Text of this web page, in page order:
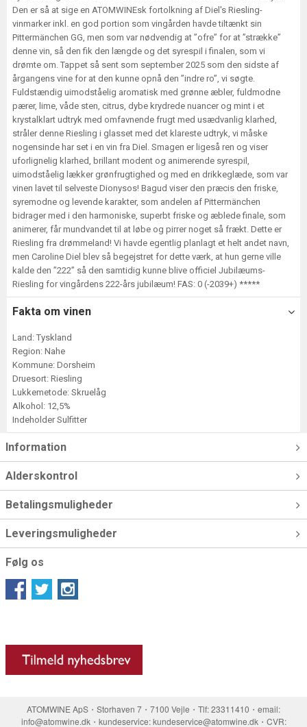
Den er så at sige en ATOMWINEsk fortolkning af Diel's Riesling-
vinmarker inkl. en god portion som vingården havde tiltænkt sin
Pittermänchen GG, men som var nødvendig at ”ofre” for at ”strække”
denne vin, så den fik den længde og det syrespil i finalen, som vi
drømte om. Tappet så sent som september 2025 som den sidste af
årgangens vine for at den kunne opnå den ”indre ro”, vi søgte.
Fuldstændig uimodståelig aromatisk med grønne æbler, fuldmodne
pærer, lime, våde sten, citrus, dybe krydrede nuancer og mint i et
krystalklart udtryk med omfavnende frugt med usædvanlig klarhed,
stråler denne Riesling i glasset med det klareste udtryk, vi måske
nogensinde har set i en vin fra Diel. Smagen er ligeså ren og viser
uforlignelig klarhed, brillant modent og animerende syrespil,
uimodståelig lækker grønfrugtighed og med en drikkeglæde, som var
vinen lavet til selveste Dionysos! Bagud viser den præcis den friske,
syremodne og levende karakter, som andelen af Pittermänchen
bidrager med i den harmoniske, superbt friske og æblede finale, som
animerer, får mundvandet til at løbe og pirrer noget så frækt. Dette er
Riesling fra drømmeland! Vi havde egentlig planlagt et helt andet navn,
men Caroline Diel blev så begejstret for dette værk, at hun gerne ville
kalde den ”222” så den samtidig kunne blive officiel Jubilæums-
Riesling for vingårdens 222-års jubilæum! FAS: 0 (-2039+) *****
Fakta om vinen
Land: Tyskland
Region: Nahe
Kommune: Dorsheim
Druesort: Riesling
Lukkemetode: Skruelåg
Alkohol: 12,5%
Indeholder Sulfitter
Information
Alderskontrol
Betalingsmuligheder
Leveringsmuligheder
Følg os
ATOMWINE ApS・Storhaven 7・7100 Vejle・Tlf: 23311410・email:
info@atomwine.dk・kundeservice: kundeservice@atomwine.dk・CVR: